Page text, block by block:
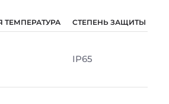
ТЕМПЕРАТУРА СТЕПЕНЬ ЗАЩИТЫ
IP65